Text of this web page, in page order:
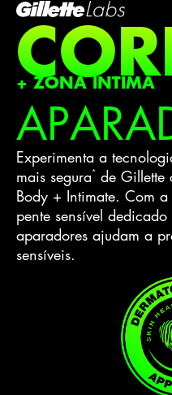
+ ZONA ÍNTIMA
Experimenta a
mais segura* de Gillette
Body + Intimate. Com
pente sensível
aparadores ajudam a
sensíveis.